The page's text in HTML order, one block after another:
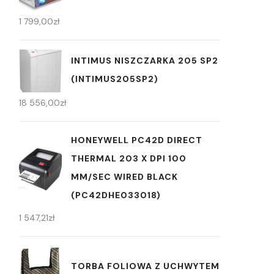
1 799,00zł
INTIMUS NISZCZARKA 205 SP2
(INTIMUS205SP2)
18 556,00zł
HONEYWELL PC42D DIRECT
THERMAL 203 X DPI 100
MM/SEC WIRED BLACK
(PC42DHE033018)
1 547,21zł
TORBA FOLIOWA Z UCHWYTEM